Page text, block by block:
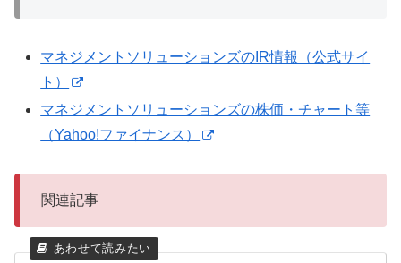
マネジメントソリューションズのIR情報（公式サイ
ト）
マネジメントソリューションズの株価・チャート等
（Yahoo!ファイナンス）
関連記事